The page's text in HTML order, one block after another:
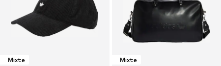
Mixte
Mixte